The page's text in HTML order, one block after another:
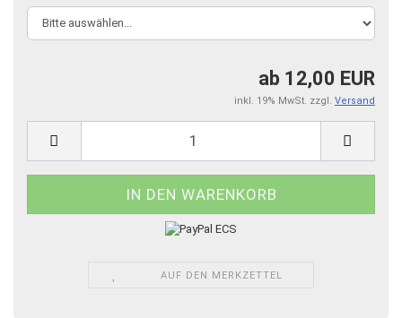
ab 12,00 EUR
inkl. 19% MwSt. zzgl. Versand
AUF DEN MERKZETTEL